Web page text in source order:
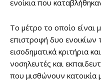
ενοίκια που
Το μέτρο το οποίο είναι
επιστροφή δυο
εισοδηματικά κριτήρια
νοσηλευτές και
που μισθώνουν κατοικία